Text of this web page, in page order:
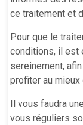
ce traitement et
Pour que le
conditions, il est
sereinement,
profiter au
Il vous faudra
vous réguliers